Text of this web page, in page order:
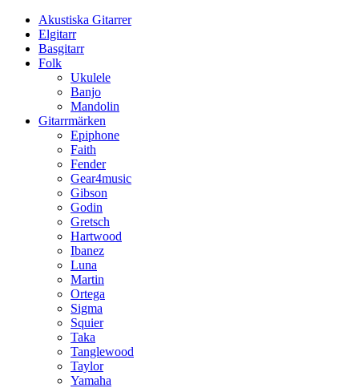
Akustiska Gitarrer
Elgitarr
Basgitarr
Folk
Ukulele
Banjo
Mandolin
Gitarrmärken
Epiphone
Faith
Fender
Gear4music
Gibson
Godin
Gretsch
Hartwood
Ibanez
Luna
Martin
Ortega
Sigma
Squier
Taka
Tanglewood
Taylor
Yamaha